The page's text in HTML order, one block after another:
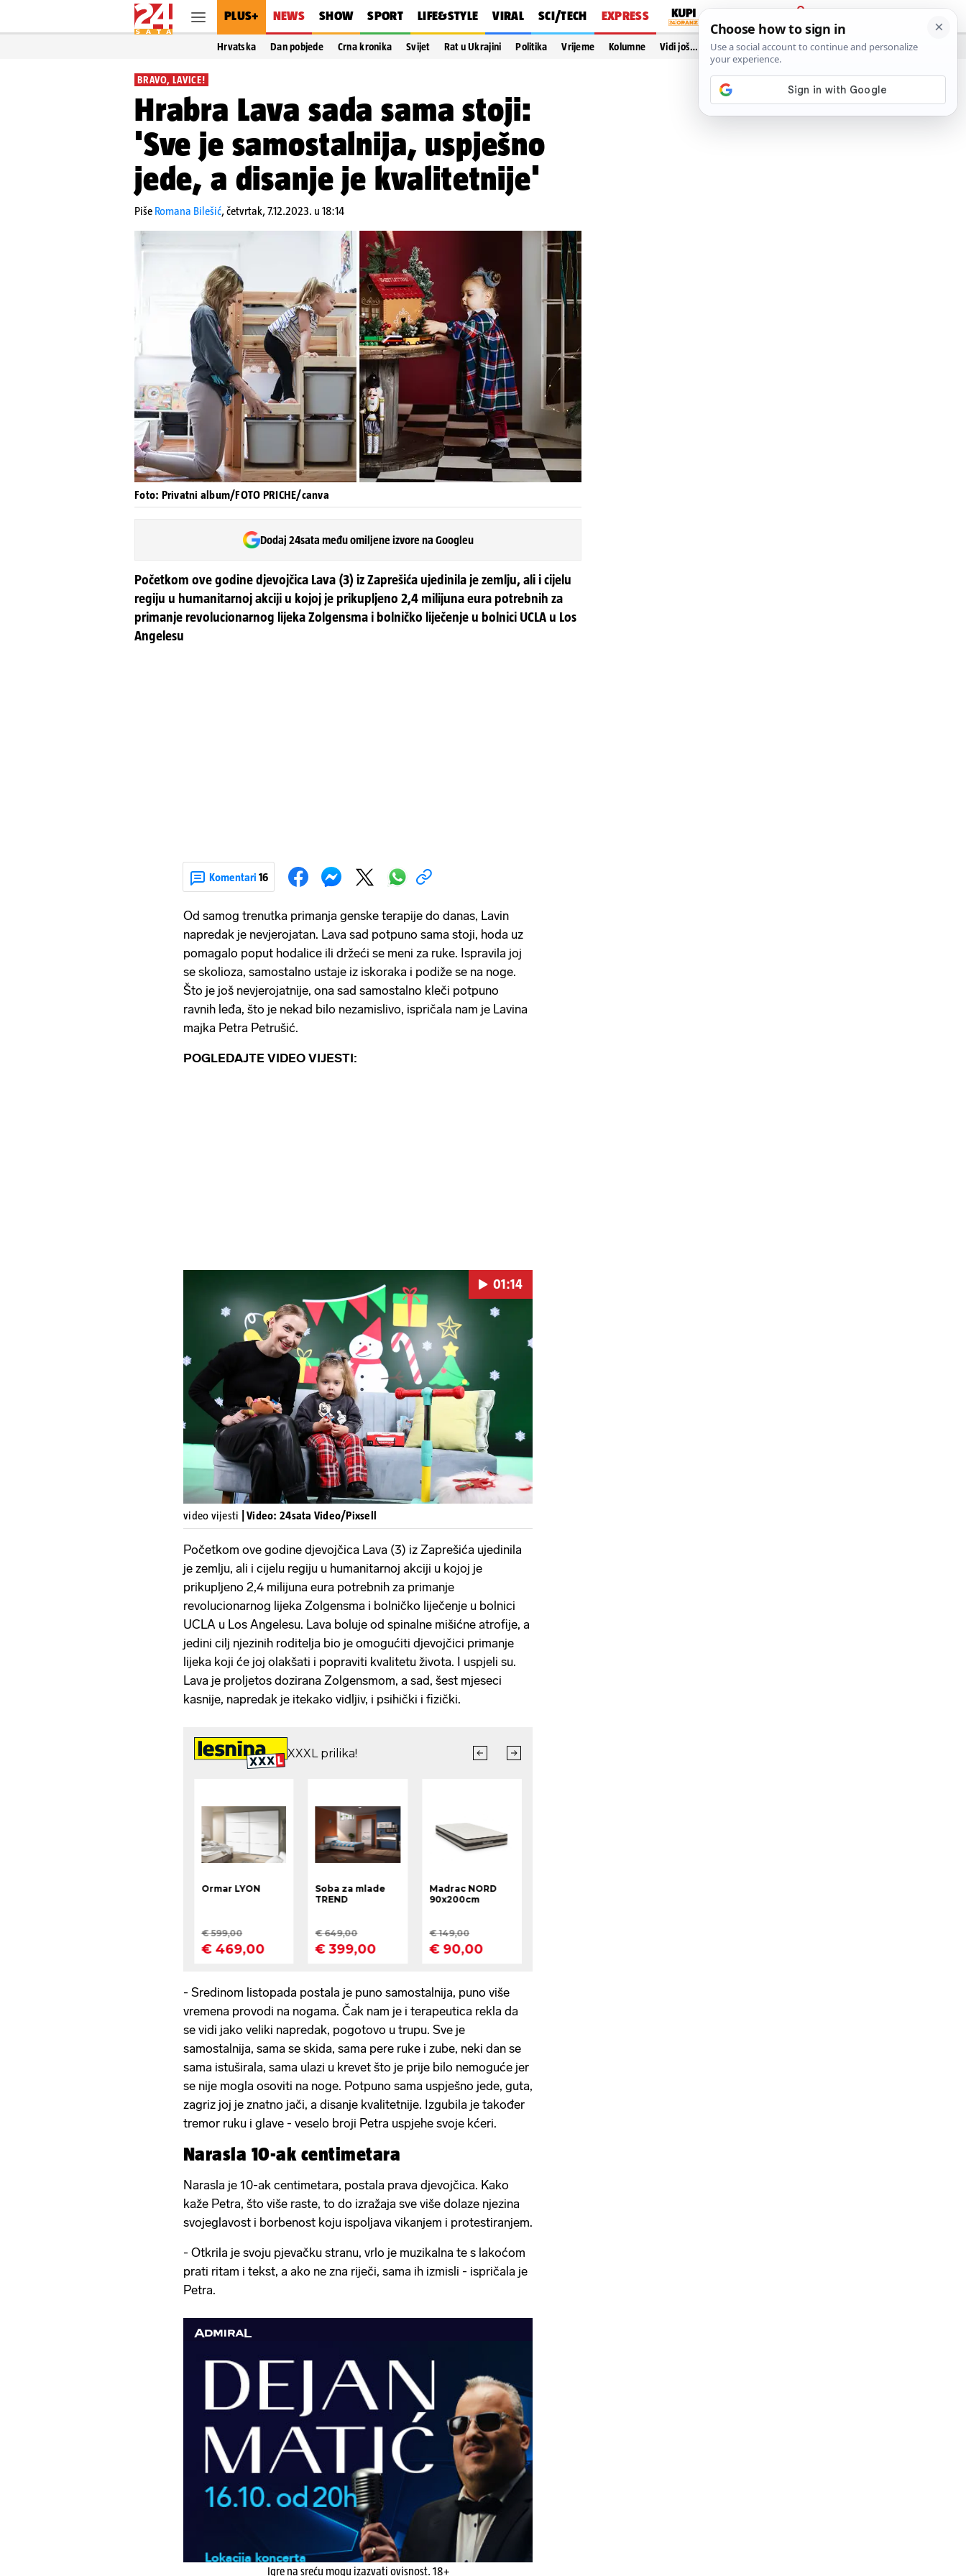
PLUS+ NEWS SHOW SPORT LIFE&STYLE VIRAL SCI/TECH EXPRESS
PRIJAVA
Hrvatska Dan pobjede Crna kronika Svijet Rat u Ukrajini Politika Vrijeme Kolumne Vidi još…
BRAVO, LAVICE!
Hrabra Lava sada sama stoji:
'Sve je samostalnija, uspješno
jede, a disanje je kvalitetnije'
Piše Romana Bilešić,četvrtak, 7.12.2023. u 18:14
Foto: Privatni album/FOTO PRICHE/canva
Dodaj 24sata među omiljene izvore na Googleu
Početkom ove godine djevojčica Lava (3) iz Zaprešića ujedinila je zemlju, ali i cijelu
regiju u humanitarnoj akciji u kojoj je prikupljeno 2,4 milijuna eura potrebnih za
primanje revolucionarnog lijeka Zolgensma i bolničko liječenje u bolnici UCLA u Los
Angelesu
Komentari 16
Od samog trenutka primanja genske terapije do danas, Lavin
napredak je nevjerojatan. Lava sad potpuno sama stoji, hoda uz
pomagalo poput hodalice ili držeći se meni za ruke. Ispravila joj
se skolioza, samostalno ustaje iz iskoraka i podiže se na noge.
Što je još nevjerojatnije, ona sad samostalno kleči potpuno
ravnih leđa, što je nekad bilo nezamislivo, ispričala nam je Lavina
majka Petra Petrušić.
POGLEDAJTE VIDEO VIJESTI:
Pokretanje videa...
01:14
video vijesti | Video: 24sata Video/Pixsell
Početkom ove godine djevojčica Lava (3) iz Zaprešića ujedinila
je zemlju, ali i cijelu regiju u humanitarnoj akciji u kojoj je
prikupljeno 2,4 milijuna eura potrebnih za primanje
revolucionarnog lijeka Zolgensma i bolničko liječenje u bolnici
UCLA u Los Angelesu. Lava boluje od spinalne mišićne atrofije, a
jedini cilj njezinih roditelja bio je omogućiti djevojčici primanje
lijeka koji će joj olakšati i popraviti kvalitetu života. I uspjeli su.
Lava je proljetos dozirana Zolgensmom, a sad, šest mjeseci
kasnije, napredak je itekako vidljiv, i psihički i fizički.
- Sredinom listopada postala je puno samostalnija, puno više
vremena provodi na nogama. Čak nam je i terapeutica rekla da
se vidi jako veliki napredak, pogotovo u trupu. Sve je
samostalnija, sama se skida, sama pere ruke i zube, neki dan se
sama istuširala, sama ulazi u krevet što je prije bilo nemoguće jer
se nije mogla osoviti na noge. Potpuno sama uspješno jede, guta,
zagriz joj je znatno jači, a disanje kvalitetnije. Izgubila je također
tremor ruku i glave - veselo broji Petra uspjehe svoje kćeri.
Narasla 10-ak centimetara
Narasla je 10-ak centimetara, postala prava djevojčica. Kako
kaže Petra, što više raste, to do izražaja sve više dolaze njezina
svojeglavost i borbenost koju ispoljava vikanjem i protestiranjem.
- Otkrila je svoju pjevačku stranu, vrlo je muzikalna te s lakoćom
prati ritam i tekst, a ako ne zna riječi, sama ih izmisli - ispričala je
Petra.
Igre na sreću mogu izazvati ovisnost. 18+